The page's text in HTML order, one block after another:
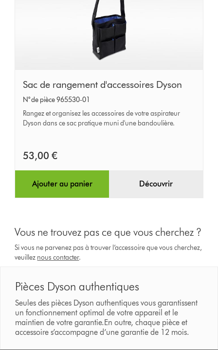
Sac
de
rangement
d'accessoires
Sac de rangement d'accessoires Dyson
N° de pièce 965530-01
Rangez et organisez les accessoires de votre aspirateur
Dyson dans ce sac pratique muni d'une bandoulière.
53,00 €
Ajouter au panier Découvrir
Vous ne trouvez pas ce que vous cherchez ?
Si vous ne parvenez pas à trouver l’accessoire que vous cherchez,
veuillez nous contacter.
Pièces Dyson authentiques
Seules des pièces Dyson authentiques vous garantissent
un fonctionnement optimal de votre appareil et le
maintien de votre garantie.En outre, chaque pièce et
accessoire s’accompagne d’une garantie de 12 mois.